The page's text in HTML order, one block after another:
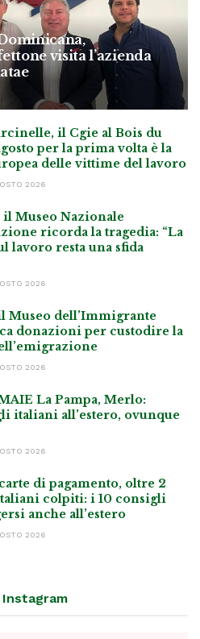
visita l’azienda
il Cgie al Bois du
per la prima volta è la
delle vittime del lavoro
2026
Museo Nazionale
ricorda la tragedia: “La
lavoro resta una sfida
2026
Museo dell’Immigrante
donazioni per custodire la
2026
La Pampa, Merlo:
italiani all’estero, ovunque
2026
di pagamento, oltre 2
colpiti: i 10 consigli
anche all’estero
2026
Instagram